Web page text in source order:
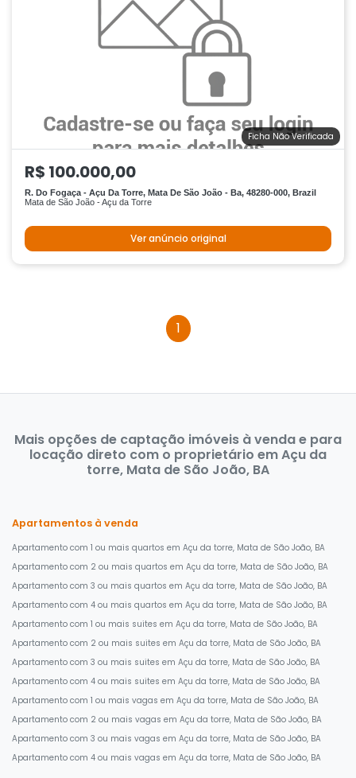
Ficha Não Verificada
R$ 100.000,00
R. Do Fogaça - Açu Da Torre, Mata De São João - Ba, 48280-000, Brazil
Mata de São João - Açu da Torre
Ver anúncio original
1
Mais opções de captação imóveis à venda e para
locação direto com o proprietário em Açu da
torre, Mata de São João, BA
Apartamentos à venda
Apartamento com 1 ou mais quartos em Açu da torre, Mata de São João, BA
Apartamento com 2 ou mais quartos em Açu da torre, Mata de São João, BA
Apartamento com 3 ou mais quartos em Açu da torre, Mata de São João, BA
Apartamento com 4 ou mais quartos em Açu da torre, Mata de São João, BA
Apartamento com 1 ou mais suites em Açu da torre, Mata de São João, BA
Apartamento com 2 ou mais suites em Açu da torre, Mata de São João, BA
Apartamento com 3 ou mais suites em Açu da torre, Mata de São João, BA
Apartamento com 4 ou mais suites em Açu da torre, Mata de São João, BA
Apartamento com 1 ou mais vagas em Açu da torre, Mata de São João, BA
Apartamento com 2 ou mais vagas em Açu da torre, Mata de São João, BA
Apartamento com 3 ou mais vagas em Açu da torre, Mata de São João, BA
Apartamento com 4 ou mais vagas em Açu da torre, Mata de São João, BA